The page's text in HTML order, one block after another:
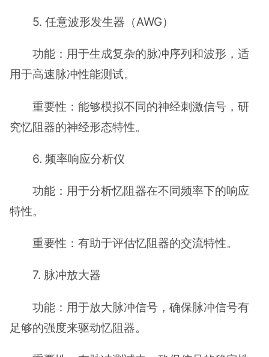
5. 任意波形发生器（AWG）
功能：用于生成复杂的脉冲序列和波形，适
用于高速脉冲性能测试。
重要性：能够模拟不同的神经刺激信号，研
究忆阻器的神经形态特性。
6. 频率响应分析仪
功能：用于分析忆阻器在不同频率下的响应
特性。
重要性：有助于评估忆阻器的交流特性。
7. 脉冲放大器
功能：用于放大脉冲信号，确保脉冲信号有
足够的强度来驱动忆阻器。